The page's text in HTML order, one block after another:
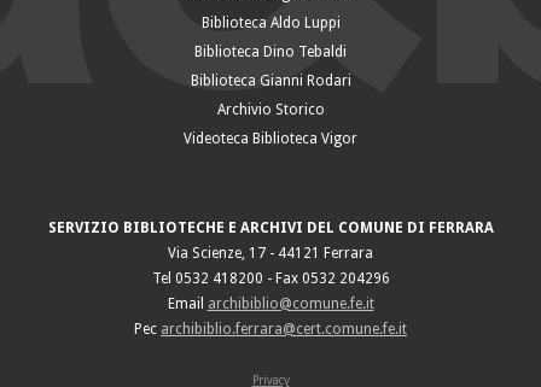
Biblioteca Aldo Luppi
Biblioteca Dino Tebaldi
Biblioteca Gianni Rodari
Archivio Storico
Videoteca Biblioteca Vigor
SERVIZIO BIBLIOTECHE E ARCHIVI DEL COMUNE DI FERRARA
Via Scienze, 17 - 44121 Ferrara
Tel 0532 418200 - Fax 0532 204296
Email archibiblio@comune.fe.it
Pec archibiblio.ferrara@cert.comune.fe.it
Privacy